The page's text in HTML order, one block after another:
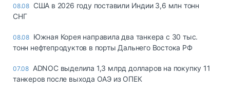
08.08 США в 2026 году поставили Индии 3,6 млн тонн
СНГ
08.08 Южная Корея направила два танкера с 30 тыс.
тонн нефтепродуктов в порты Дальнего Востока РФ
07.08 ADNOC выделила 1,3 млрд долларов на покупку 11
танкеров после выхода ОАЭ из ОПЕК